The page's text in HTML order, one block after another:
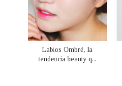
Labios Ombré, la
tendencia beauty q...